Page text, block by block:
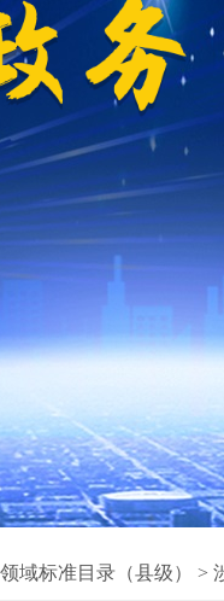
域标准目录（县级） >